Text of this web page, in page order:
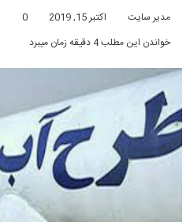
مدیر سایت اکتبر 15, 2019 0
خواندن این مطلب 4 دقیقه زمان میبرد